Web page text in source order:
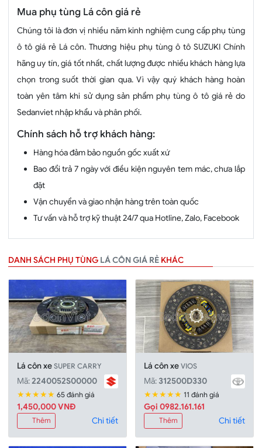
Mua phụ tùng Lá côn giá rẻ
Chúng tôi là đơn vị nhiều năm kinh nghiệm cung cấp phụ tùng
ô tô giá rẻ Lá côn. Thương hiệu phụ tùng ô tô SUZUKI Chính
hãng uy tín, giá tốt nhất, chất lượng được nhiều khách hàng lựa
chọn trong suốt thời gian qua. Vì vậy quý khách hàng hoàn
toàn yên tâm khi sử dụng sản phẩm phụ tùng ô tô giá rẻ do
Sedanviet nhập khẩu và phân phối.
Chính sách hỗ trợ khách hàng:
Hàng hóa đảm bảo nguồn gốc xuất xứ
Bao đổi trả 7 ngày với điều kiện nguyên tem mác, chưa lắp
đặt
Vận chuyển và giao nhận hàng trên toàn quốc
Tư vấn và hỗ trợ kỹ thuật 24/7 qua Hotline, Zalo, Facebook
DANH SÁCH PHỤ TÙNG LÁ CÔN GIÁ RẺ KHÁC
Lá côn xeSUPER CARRY
Mã:2240052S00000
★★★★★ 65 đánh giá
1,450,000 VNĐ
Thêm Chi tiết
Lá côn xeVIOS
Mã: 312500D330
★★★★★ 11 đánh giá
Gọi 0982.161.161
Thêm Chi tiết